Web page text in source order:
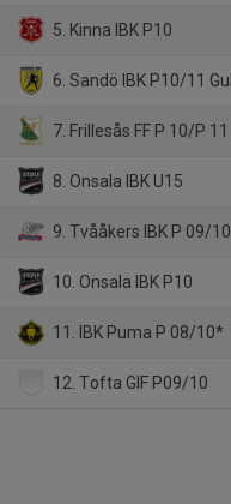
5. Kinna IBK P10
6. Sandö IBK P10/11 Gul
7. Frillesås FF P 10/P 11
8. Onsala IBK U15
9. Tvååkers IBK P 09/10
10. Onsala IBK P10
11. IBK Puma P 08/10*
12. Tofta GIF P09/10